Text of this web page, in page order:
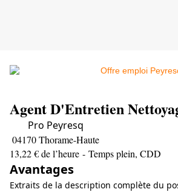
Agent D'Entretien
Pro Peyresq
04170 Thorame-Haute
13,22 € de l’heure - Temps plein, CDD
Avantages
Extraits de la description complète du